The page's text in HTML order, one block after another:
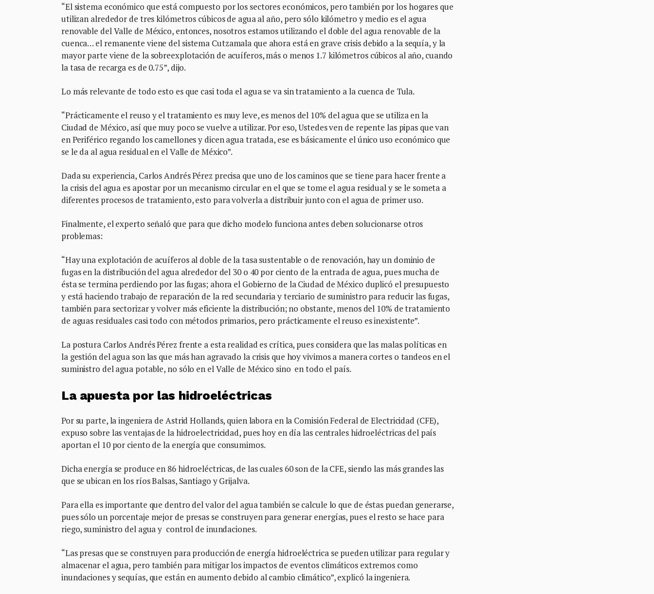
“El sistema económico que está compuesto por los sectores económicos, pero también por los hogares que
utilizan alrededor de tres kilómetros cúbicos de agua al año, pero sólo kilómetro y medio es el agua
renovable del Valle de México, entonces, nosotros estamos utilizando el doble del agua renovable de la
cuenca… el remanente viene del sistema Cutzamala que ahora está en grave crisis debido a la sequía, y la
mayor parte viene de la sobreexplotación de acuíferos, más o menos 1.7 kilómetros cúbicos al año, cuando
la tasa de recarga es de 0.75”, dijo.
Lo más relevante de todo esto es que casi toda el agua se va sin tratamiento a la cuenca de Tula.
“Prácticamente el reuso y el tratamiento es muy leve, es menos del 10% del agua que se utiliza en la
Ciudad de México, así que muy poco se vuelve a utilizar. Por eso, Ustedes ven de repente las pipas que van
en Periférico regando los camellones y dicen agua tratada, ese es básicamente el único uso económico que
se le da al agua residual en el Valle de México”.
Dada su experiencia, Carlos Andrés Pérez precisa que uno de los caminos que se tiene para hacer frente a
la crisis del agua es apostar por un mecanismo circular en el que se tome el agua residual y se le someta a
diferentes procesos de tratamiento, esto para volverla a distribuir junto con el agua de primer uso.
Finalmente, el experto señaló que para que dicho modelo funciona antes deben solucionarse otros
problemas:
“Hay una explotación de acuíferos al doble de la tasa sustentable o de renovación, hay un dominio de
fugas en la distribución del agua alrededor del 30 o 40 por ciento de la entrada de agua, pues mucha de
ésta se termina perdiendo por las fugas; ahora el Gobierno de la Ciudad de México duplicó el presupuesto
y está haciendo trabajo de reparación de la red secundaria y terciario de suministro para reducir las fugas,
también para sectorizar y volver más eficiente la distribución; no obstante, menos del 10% de tratamiento
de aguas residuales casi todo con métodos primarios, pero prácticamente el reuso es inexistente”.
La postura Carlos Andrés Pérez frente a esta realidad es crítica, pues considera que las malas políticas en
la gestión del agua son las que más han agravado la crisis que hoy vivimos a manera cortes o tandeos en el
suministro del agua potable, no sólo en el Valle de México sino en todo el país.
La apuesta por las hidroeléctricas
Por su parte, la ingeniera de Astrid Hollands, quien labora en la Comisión Federal de Electricidad (CFE),
expuso sobre las ventajas de la hidroelectricidad, pues hoy en día las centrales hidroeléctricas del país
aportan el 10 por ciento de la energía que consumimos.
Dicha energía se produce en 86 hidroeléctricas, de las cuales 60 son de la CFE, siendo las más grandes las
que se ubican en los ríos Balsas, Santiago y Grijalva.
Para ella es importante que dentro del valor del agua también se calcule lo que de éstas puedan generarse,
pues sólo un porcentaje mejor de presas se construyen para generar energías, pues el resto se hace para
riego, suministro del agua y control de inundaciones.
“Las presas que se construyen para producción de energía hidroeléctrica se pueden utilizar para regular y
almacenar el agua, pero también para mitigar los impactos de eventos climáticos extremos como
inundaciones y sequías, que están en aumento debido al cambio climático”, explicó la ingeniera.